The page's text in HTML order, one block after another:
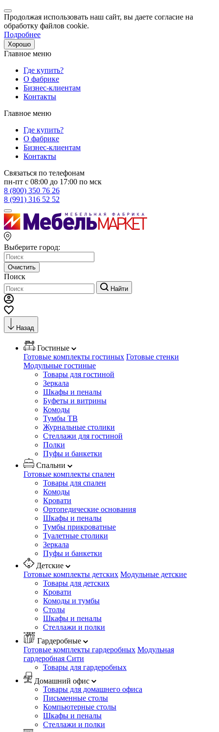
Продолжая использовать наш сайт, вы даете согласие на
обработку файлов cookie.
Подробнее
Хорошо
Главное меню
Где купить?
О фабрике
Бизнес-клиентам
Контакты
Главное меню
Где купить?
О фабрике
Бизнес-клиентам
Контакты
Связаться по телефонам
пн-пт с 08:00 до 17:00 по мск
8 (800) 350 76 26
8 (991) 316 52 52
Выберите город:
Очистить
Поиск
Найти
Назад
Гостиные
Готовые комплекты гостиных Готовые стенки
Модульные гостиные
Товары для гостиной
Зеркала
Шкафы и пеналы
Буфеты и витрины
Комоды
Тумбы ТВ
Журнальные столики
Стеллажи для гостиной
Полки
Пуфы и банкетки
Спальни
Готовые комплекты спален
Товары для спален
Комоды
Кровати
Ортопедические основания
Шкафы и пеналы
Тумбы прикроватные
Туалетные столики
Зеркала
Пуфы и банкетки
Детские
Готовые комплекты детских Модульные детские
Товары для детских
Кровати
Комоды и тумбы
Столы
Шкафы и пеналы
Стеллажи и полки
Гардеробные
Готовые комплекты гардеробных Модульная
гардеробная Сити
Товары для гардеробных
Домашний офис
Товары для домашнего офиса
Письменные столы
Компьютерные столы
Шкафы и пеналы
Стеллажи и полки